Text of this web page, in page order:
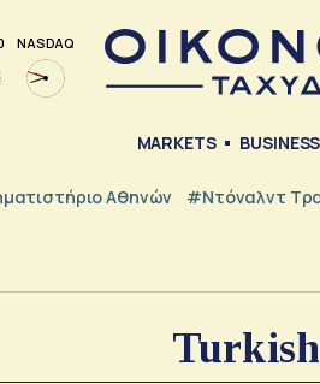
NASDAQ
MARKETS BUSINESS
Αθηνών #Ντόναλντ